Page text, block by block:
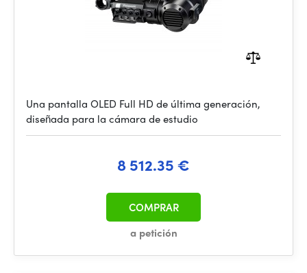
Una pantalla OLED Full HD de última generación,
diseñada para la cámara de estudio
8 512.35 €
a petición
COMPRAR